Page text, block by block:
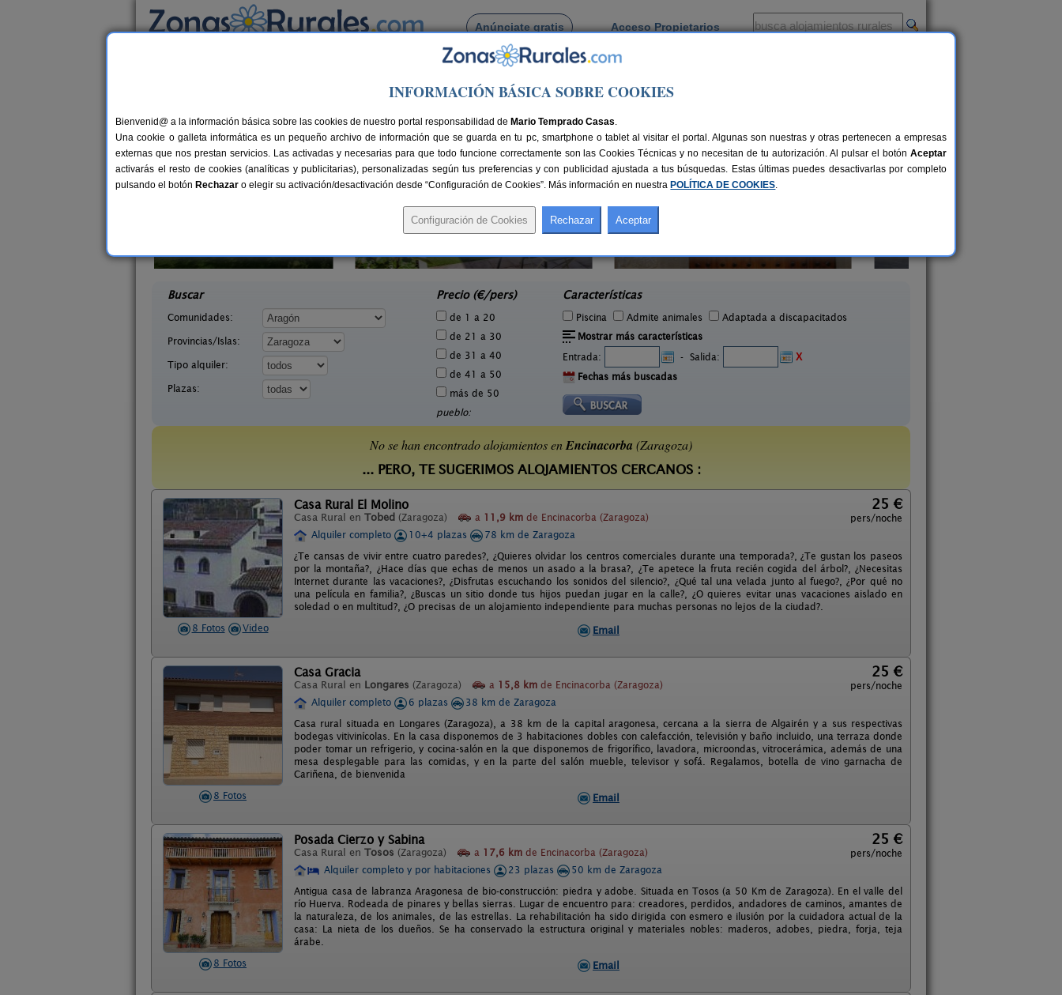
Anúnciate gratis Acceso Propietarios
Busca por pueblo
Casas Rurales cerca de Encinacorba
30 €
Casa Loriente
Buscar
Comunidades:
Provincias/Islas:
Tipo alquiler:
Plazas:
Precio (€/pers)
de 1 a 20
de 21 a 30
de 31 a 40
de 41 a 50
más de 50
pueblo:
Características
Piscina Admite animales
Adaptada a discapacitados
Mostrar más características
Entrada:
- Salida:
X
Fechas más buscadas
No se han encontrado alojamientos enEncinacorba (Zaragoza)
... PERO, TE SUGERIMOS ALOJAMIENTOS CERCANOS :
8 Fotos Video
Casa Rural El Molino
Casa Rural en Tobed (Zaragoza) a 11,9 km de Encinacorba (Zaragoza)
25 €
pers/noche
Alquiler completo
10+4 plazas
78 km de Zaragoza
¿Te cansas de vivir entre cuatro paredes?, ¿Quieres olvidar los centros comerciales durante una temporada?, ¿Te gustan los paseos
por la montaña?, ¿Hace días que echas de menos un asado a la brasa?, ¿Te apetece la fruta recién cogida del árbol?, ¿Necesitas
Internet durante las vacaciones?, ¿Disfrutas escuchando los sonidos del silencio?, ¿Qué tal una velada junto al fuego?, ¿Por qué no
una película en familia?, ¿Buscas un sitio donde tus hijos puedan jugar en la calle?, ¿O quieres evitar unas vacaciones aislado en
soledad o en multitud?, ¿O precisas de un alojamiento independiente para muchas personas no lejos de la ciudad?.
Email
8 Fotos
Casa Gracia
Casa Rural en Longares (Zaragoza) a 15,8 km de Encinacorba (Zaragoza)
25 €
pers/noche
Alquiler completo
6 plazas
38 km de Zaragoza
Casa rural situada en Longares (Zaragoza), a 38 km de la capital aragonesa, cercana a la sierra de Algairén y a sus respectivas
bodegas vitivinícolas. En la casa disponemos de 3 habitaciones dobles con calefacción, televisión y baño incluido, una terraza donde
poder tomar un refrigerio, y cocina-salón en la que disponemos de frigorífico, lavadora, microondas, vitrocerámica, además de una
mesa desplegable para las comidas, y en la parte del salón mueble, televisor y sofá. Regalamos, botella de vino garnacha de
Cariñena, de bienvenida
Email
8 Fotos
Posada Cierzo y Sabina
Casa Rural en Tosos (Zaragoza) a 17,6 km de Encinacorba (Zaragoza)
25 €
pers/noche
Alquiler completo y por habitaciones
23 plazas
50 km de Zaragoza
Antigua casa de labranza Aragonesa de bio-construcción: piedra y adobe. Situada en Tosos (a 50 Km de Zaragoza). En el valle del
río Huerva. Rodeada de pinares y bellas sierras. Lugar de encuentro para: creadores, perdidos, andadores de caminos, amantes de
la naturaleza, de los animales, de las estrellas. La rehabilitación ha sido dirigida con esmero e ilusión por la cuidadora actual de la
casa: La nieta de los dueños. Se ha conservado la estructura original y materiales nobles: maderos, adobes, piedra, forja, teja
árabe.
Email
INFORMACIÓN BÁSICA SOBRE COOKIES
Bienvenid@ a la información básica sobre las cookies de nuestro portal responsabilidad de Mario Temprado Casas.
Una cookie o galleta informática es un pequeño archivo de información que se guarda en tu pc, smartphone o tablet al visitar el portal. Algunas son nuestras y otras pertenecen a empresas
externas que nos prestan servicios. Las activadas y necesarias para que todo funcione correctamente son las Cookies Técnicas y no necesitan de tu autorización. Al pulsar el botón Aceptar
activarás el resto de cookies (analíticas y publicitarias), personalizadas según tus preferencias y con publicidad ajustada a tus búsquedas. Estas últimas puedes desactivarlas por completo
pulsando el botón Rechazar o elegir su activación/desactivación desde “Configuración de Cookies”. Más información en nuestra POLÍTICA DE COOKIES.